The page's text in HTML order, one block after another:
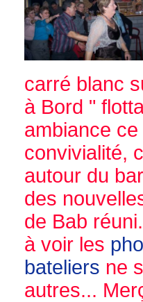
carré blanc
à Bord "
ambiance
convivialité,
autour du
des
de Bab réuni.
à voir les
bateliers ne
autres...